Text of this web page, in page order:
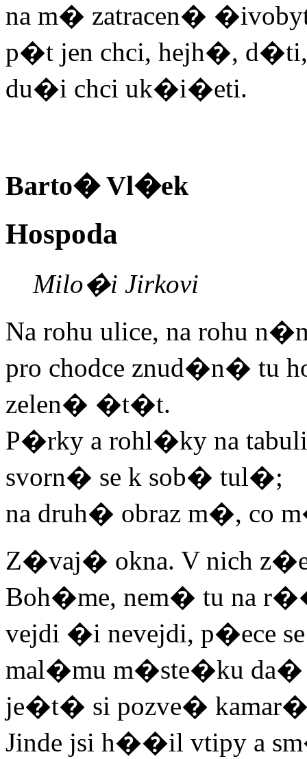
na m� zatracen�
p�t jen chci, hejh�, d�ti,
du�i chci uk�i�eti.
Barto� Vl�ek
Hospoda
Milo�i Jirkovi
Na rohu ulice, na rohu
pro chodce znud�n� tu
zelen� �t�t.
P�rky a rohl�ky na tabuli
svorn� se k sob� tul�;
na druh� obraz m�,
Z�vaj� okna. V nich
Boh�me, nem� tu na
vejdi �i nevejdi, p�ece
mal�mu m�ste�ku
je�t� si pozve�
Jinde jsi h��il vtipy a